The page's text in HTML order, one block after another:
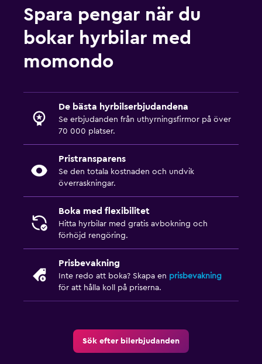
Spara pengar när du
bokar hyrbilar med
momondo
De bästa hyrbilserbjudandena
Se erbjudanden från uthyrningsfirmor på över
70 000 platser.
Pristransparens
Se den totala kostnaden och undvik
överraskningar.
Boka med flexibilitet
Hitta hyrbilar med gratis avbokning och
förhöjd rengöring.
Prisbevakning
Inte redo att boka? Skapa en prisbevakning
för att hålla koll på priserna.
Sök efter bilerbjudanden